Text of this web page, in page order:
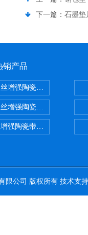
下一篇： 石墨垫
销产品
增强陶瓷纤维布，陶瓷布
增强陶瓷纤维布应用范围
强陶瓷带，硅酸铝纤维
限公司 版权所有 技术支